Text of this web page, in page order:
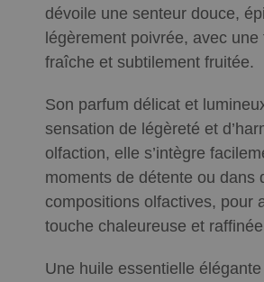
dévoile une senteur douce,
légèrement poivrée, avec une
fraîche et subtilement fruitée.
Son parfum délicat et
sensation de légèreté et
olfaction, elle s’intègre
moments de détente ou dans
compositions olfactives, pour
touche chaleureuse et
Une huile essentielle